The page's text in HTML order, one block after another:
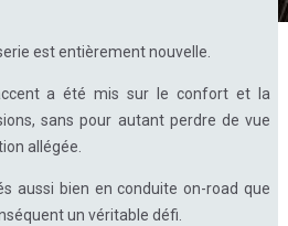
est entièrement nouvelle.
a été mis sur le confort et la
sans pour autant perdre de vue
allégée.
aussi bien en conduite on-road que
un véritable défi.